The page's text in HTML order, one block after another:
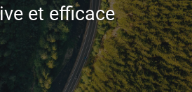
et efficace